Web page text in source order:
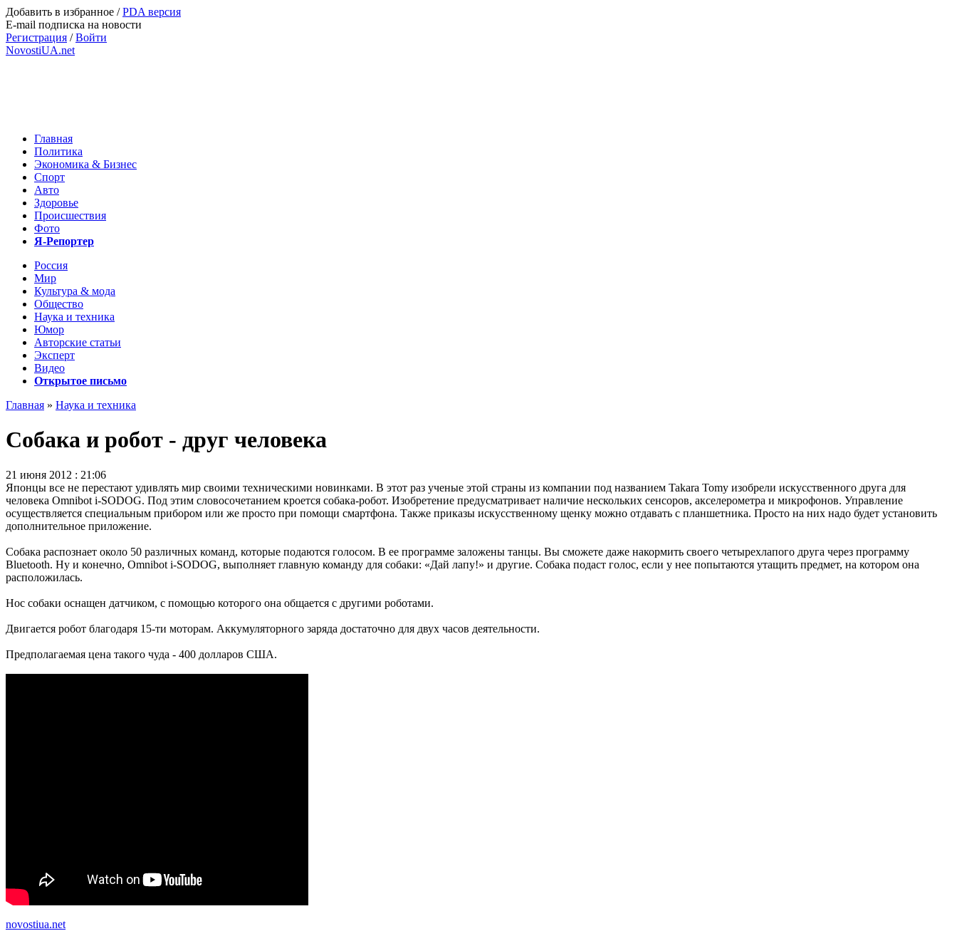
Добавить в избранное /PDA версия
E-mail подписка на новости
Регистрация /Войти
NovostiUA.net
Главная
Политика
Экономика & Бизнес
Спорт
Авто
Здоровье
Происшествия
Фото
Я-Репортер
Россия
Мир
Культура & мода
Общество
Наука и техника
Юмор
Авторские статьи
Эксперт
Видео
Открытое письмо
Главная » Наука и техника
Собака и робот - друг человека
21 июня 2012 : 21:06
Японцы все не перестают удивлять мир своими техническими новинками. В этот раз ученые этой страны из компании под названием Takara Tomy изобрели искусственного друга для
человека Omnibot i-SODOG. Под этим словосочетанием кроется собака-робот. Изобретение предусматривает наличие нескольких сенсоров, акселерометра и микрофонов. Управление
осуществляется специальным прибором или же просто при помощи смартфона. Также приказы искусственному щенку можно отдавать с планшетника. Просто на них надо будет установить
дополнительное приложение.
Собака распознает около 50 различных команд, которые подаются голосом. В ее программе заложены танцы. Вы сможете даже накормить своего четырехлапого друга через программу
Bluetooth. Ну и конечно, Omnibot i-SODOG, выполняет главную команду для собаки: «Дай лапу!» и другие. Собака подаст голос, если у нее попытаются утащить предмет, на котором она
расположилась.
Нос собаки оснащен датчиком, с помощью которого она общается с другими роботами.
Двигается робот благодаря 15-ти моторам. Аккумуляторного заряда достаточно для двух часов деятельности.
Предполагаемая цена такого чуда - 400 долларов США.
novostiua.net